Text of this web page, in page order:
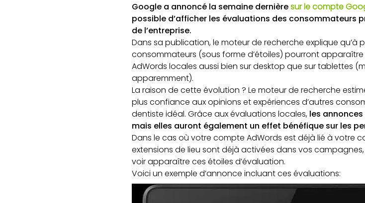
Google a annoncé la semaine dernièresur le compte
possible d’afficher les évaluations des consommateurs
de l’entreprise.
Dans sa publication, le moteur de recherche explique qu’à
consommateurs (sous forme d’étoiles) pourront
AdWords locales aussi bien sur desktop que sur tablettes
apparemment).
La raison de cette évolution ? Le moteur de recherche
plus confiance aux opinions et expériences d’autres
dentiste idéal. Grâce aux évaluations locales, les
mais elles auront également un effet bénéfique sur les
Dans le cas où votre compte AdWords est déjà lié à votre
extensions de lieu sont déjà activées dans vos
voir apparaître ces étoiles d’évaluation.
Voici un exemple d’annonce incluant ces évaluations: